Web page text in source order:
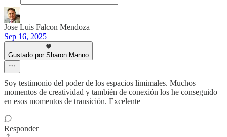
Jose Luis Falcon Mendoza
Sep 16, 2025
Gustado por Sharon Manno
Soy testimonio del poder de los espacios limimales. Muchos
momentos de creatividad y también de conexión los he conseguido
en esos momentos de transición. Excelente
Responder